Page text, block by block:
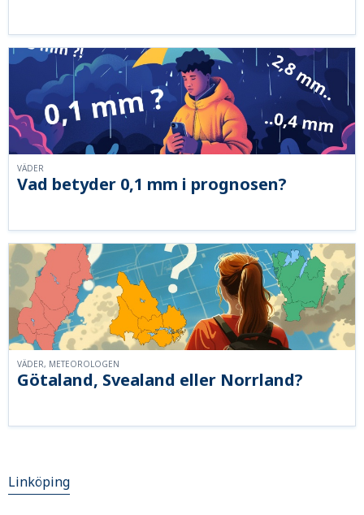
Vad betyder 0,1 mm i prognosen?
VÄDER
Götaland, Svealand eller Norrland?
VÄDER, METEOROLOGEN
Linköping